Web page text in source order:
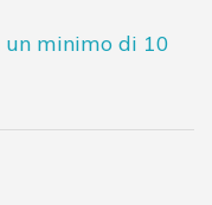
minimo di 10